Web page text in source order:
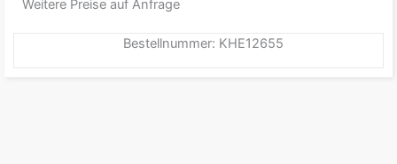
Weitere Preise auf Anfrage
Bestellnummer: KHE12655